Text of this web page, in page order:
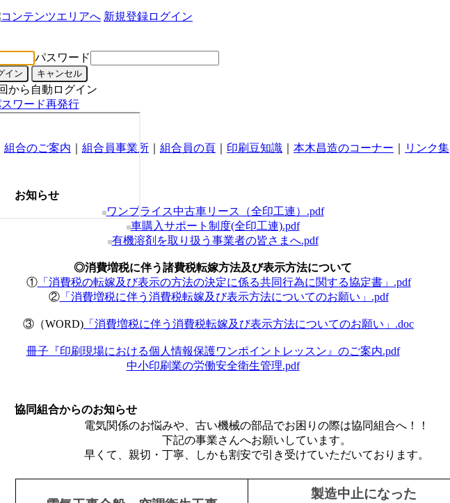
新規登録ログイン
パスワード
から自動ログイン
ワード再発行
組合のご案内 組合員事業所 組合員の頁 印刷豆知識 本木昌造のコーナー リンク集
お知らせ
ワンプライス中古車リース（全印工連）.pdf
車購入サポート制度(全印工連).pdf
有機溶剤を取り扱う事業者の皆さまへ.pdf
◎消費増税に伴う諸費税転嫁方法及び表示方法について
①「消費税の転嫁及び表示の方法の決定に係る共同行為に関する協定書」.pdf
②「消費増税に伴う消費税転嫁及び表示方法についてのお願い」.pdf
③（WORD) 「消費増税に伴う消費税転嫁及び表示方法についてのお願い」.doc
冊子『印刷現場における個人情報保護ワンポイントレッスン』のご案内.pdf
中小印刷業の労働安全衛生管理.pdf
協同組合からのお知らせ
電気関係のお悩みや、古い機械の部品でお困りの際は協同組合へ！！
下記の事業さんへお願いしています。
早くて、親切・丁寧、しかも割安で引き受けていただいております。
製造中止になった